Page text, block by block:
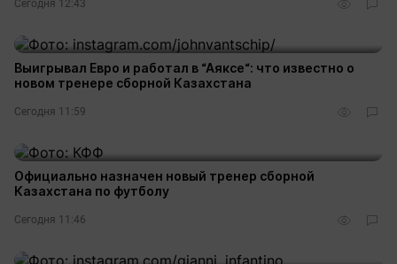
Сегодня 12:43
Выигрывал Евро и работал в “Аяксе“: что известно о
новом тренере сборной Казахстана
Сегодня 11:59
Официально назначен новый тренер сборной
Казахстана по футболу
Сегодня 11:46